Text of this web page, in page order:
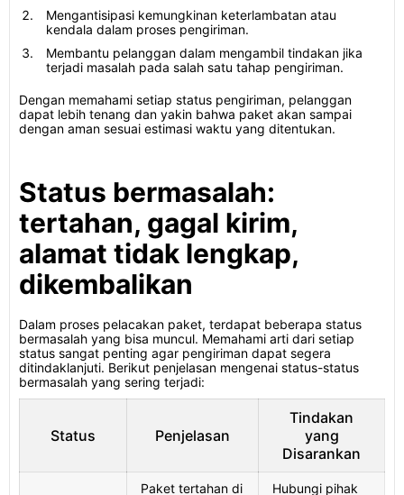
Mengantisipasi kemungkinan keterlambatan atau
kendala dalam proses pengiriman.
Membantu pelanggan dalam mengambil tindakan jika
terjadi masalah pada salah satu tahap pengiriman.
Dengan memahami setiap status pengiriman, pelanggan
dapat lebih tenang dan yakin bahwa paket akan sampai
dengan aman sesuai estimasi waktu yang ditentukan.
Status bermasalah:
tertahan, gagal kirim,
alamat tidak lengkap,
dikembalikan
Dalam proses pelacakan paket, terdapat beberapa status
bermasalah yang bisa muncul. Memahami arti dari setiap
status sangat penting agar pengiriman dapat segera
ditindaklanjuti. Berikut penjelasan mengenai status-status
bermasalah yang sering terjadi:
Status Penjelasan
Tindakan
yang
Disarankan
Paket tertahan di
Hubungi pihak